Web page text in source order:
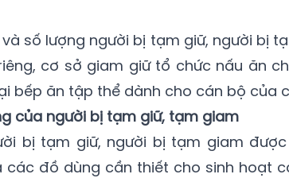
số lượng người bị tạm giữ, người bị
cơ sở giam giữ tổ chức nấu ăn
bếp ăn tập thể dành cho cán bộ của
của người bị tạm giữ, tạm giam
bị tạm giữ, người bị tạm giam
các đồ dùng cần thiết cho sinh hoạt